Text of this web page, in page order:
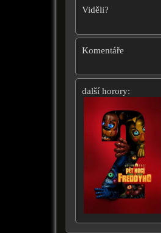
Viděli?
Komentáře
další horory: